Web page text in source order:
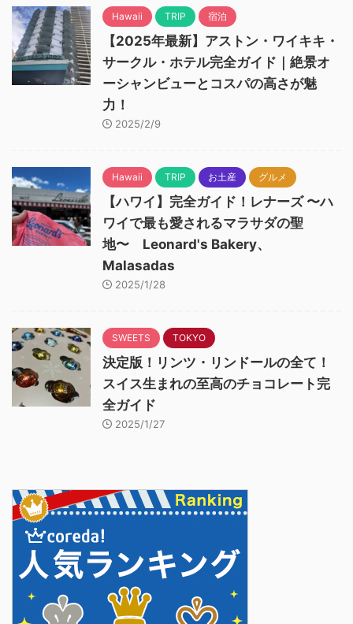
Hawaii TRIP 宿泊
【2025年最新】アストン・ワイキキ・
サークル・ホテル完全ガイド｜絶景オ
ーシャンビューとコスパの高さが魅
力！
2025/2/9
Hawaii TRIP お土産 グルメ
【ハワイ】完全ガイド！レナーズ 〜ハ
ワイで最も愛されるマラサダの聖
地〜 Leonard's Bakery、
Malasadas
2025/1/28
SWEETS TOKYO
決定版！リンツ・リンドールの全て！
スイス生まれの至高のチョコレート完
全ガイド
2025/1/27